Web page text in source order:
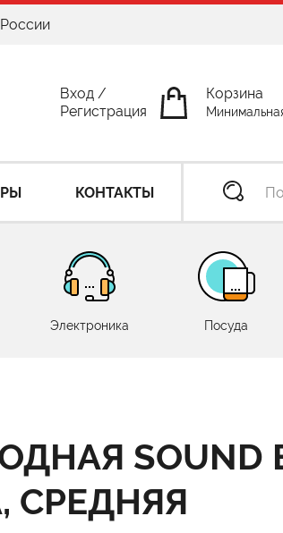
Вход /
Регистрация
Корзина
КОНТАКТЫ
Электроника Посуда
SOUND
СРЕДНЯЯ